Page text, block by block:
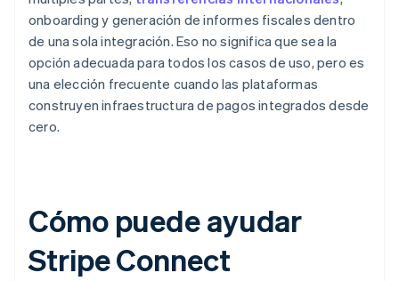
onboarding y generación de informes fiscales dentro
de una sola integración. Eso no significa que sea la
opción adecuada para todos los casos de uso, pero es
una elección frecuente cuando las plataformas
construyen infraestructura de pagos integrados desde
cero.
Cómo puede ayudar
Stripe Connect